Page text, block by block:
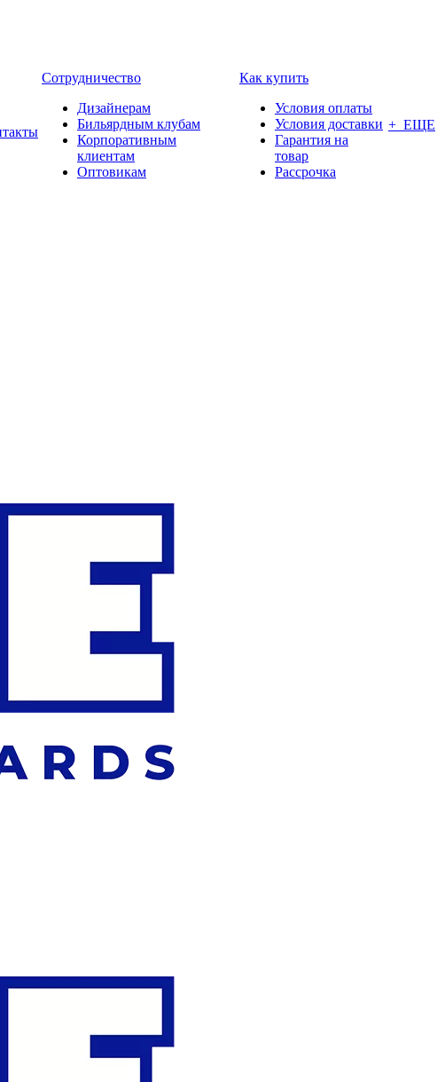
Сотрудничество
Дизайнерам
Бильярдным клубам
Корпоративным
клиентам
Оптовикам
Как купить
Условия оплаты
Условия доставки
Гарантия на
товар
Рассрочка
+ ЕЩЕ